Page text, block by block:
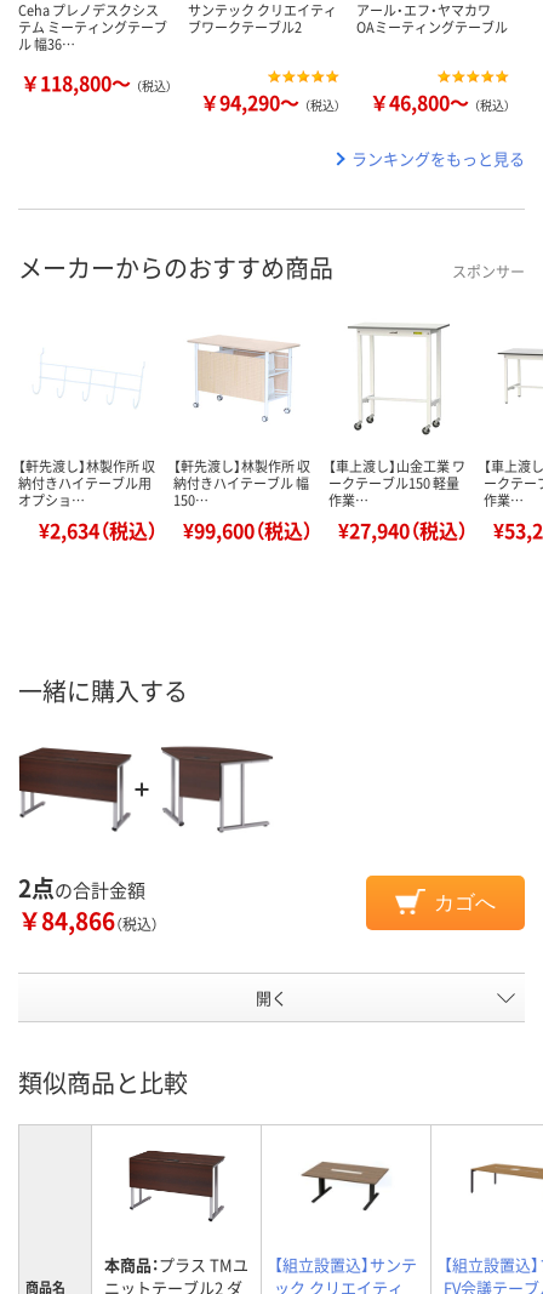
Ceha プレノデスクシス
テム ミーティングテーブ
ル 幅36…
￥118,800～ （税込）
サンテック クリエイティ
ブワークテーブル2
￥94,290～ （税込）
アール・エフ・ヤマカワ
OAミーティングテーブル
￥46,800～ （税込）
ランキングをもっと見る
メーカーからのおすすめ商品 スポンサー
【軒先渡し】林製作所 収
納付きハイテーブル用
オプショ…
¥2,634（税込）
【軒先渡し】林製作所 収
納付きハイテーブル 幅
150…
¥99,600（税込）
【車上渡し】山金工業 ワ
ークテーブル150 軽量
作業…
¥27,940（税込）
【車上渡
ークテー
作業…
一緒に購入する
2点の合計金額
￥84,866（税込）
カゴへ
開く
類似商品と比較
商品名
本商品：プラス TMユ
ニットテーブル2 ダ
【組立設置込】サンテ
ック クリエイティ
【組立設置込
FV会議テー